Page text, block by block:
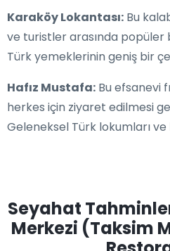
Karaköy Lokantası: Bu
ve turistler arasında popüler
Türk yemeklerinin geniş bir
Hafız Mustafa: Bu efsanevi
herkes için ziyaret edilmesi
Geleneksel Türk lokumları
Seyahat
Merkezi (Taksim